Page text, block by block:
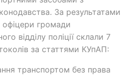
За результатами
офіцери громади
відділу поліції склали 7
за статтями КУпАП:
транспортом без права